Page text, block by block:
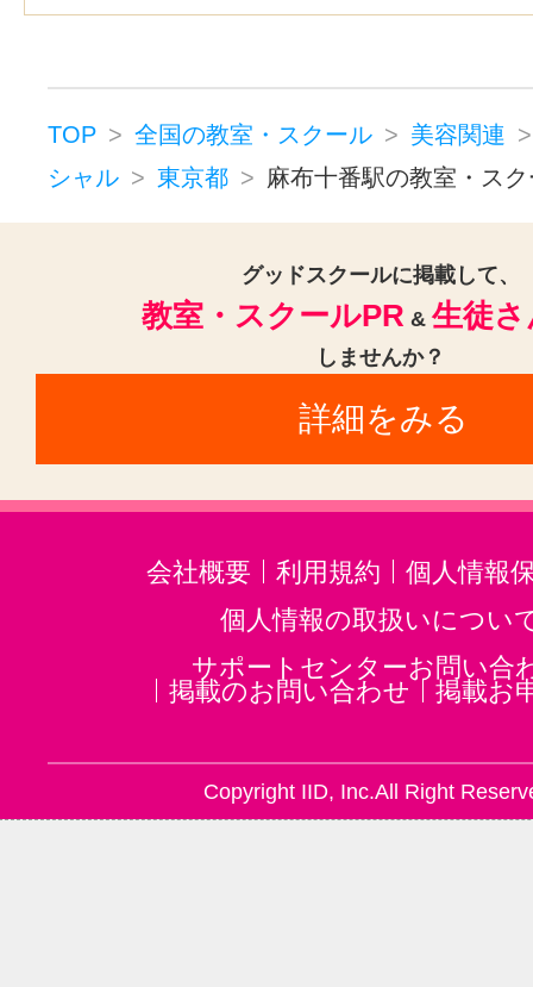
新高円寺駅(1)
王子駅(東京)(1)
戸越銀座駅(1)
代官山駅(1)
新
恵比寿駅(東京)(1)
乃木坂駅(1)
新富町駅(東京)(1)
王子神谷駅(1)
南阿佐ケ谷駅(1)
東村山駅(1)
西武新宿駅(1)
品
六本木一丁目駅(1)
築地市場駅
東池袋駅(1)
TOP 全国の教室・スクール
美容関連
シャル
東京都 麻布十番駅の教室・ス
グッドスクールに掲載して、
教室・スクールPR & 生徒
しませんか？
詳細をみる
会社概要 利用規約
個人情報
個人情報の取扱いについ
サポートセンターお問い合
掲載のお問い合わせ
掲載お
Copyright IID, Inc.All Right